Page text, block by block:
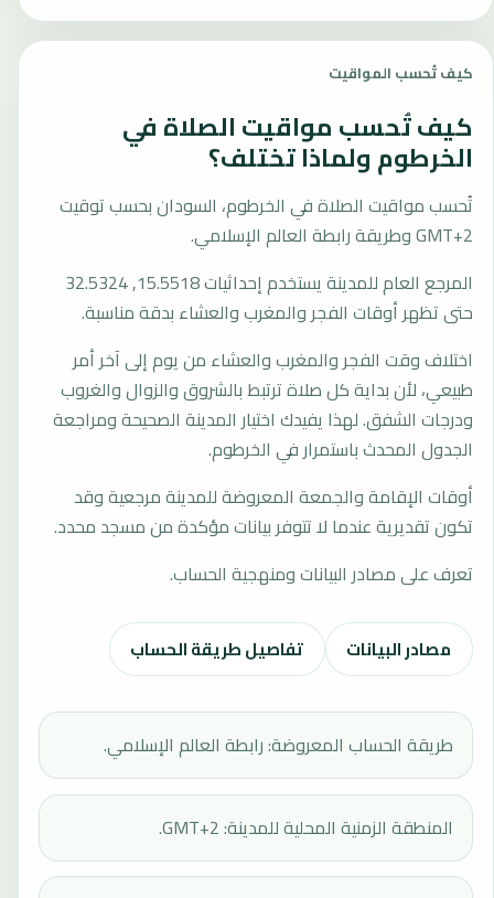
كيف تُحسب المواقيت
كيف تُحسب مواقيت الصلاة في
الخرطوم ولماذا تختلف؟
تُحسب مواقيت الصلاة في الخرطوم، السودان بحسب توقيت
GMT+2 وطريقة رابطة العالم الإسلامي.
المرجع العام للمدينة يستخدم إحداثيات 15.5518, 32.5324
حتى تظهر أوقات الفجر والمغرب والعشاء بدقة مناسبة.
اختلاف وقت الفجر والمغرب والعشاء من يوم إلى آخر أمر
طبيعي، لأن بداية كل صلاة ترتبط بالشروق والزوال والغروب
ودرجات الشفق. لهذا يفيدك اختيار المدينة الصحيحة ومراجعة
الجدول المحدث باستمرار في الخرطوم.
أوقات الإقامة والجمعة المعروضة للمدينة مرجعية وقد
تكون تقديرية عندما لا تتوفر بيانات مؤكدة من مسجد محدد.
تعرف على مصادر البيانات ومنهجية الحساب.
مصادر البيانات تفاصيل طريقة الحساب
طريقة الحساب المعروضة: رابطة العالم الإسلامي.
المنطقة الزمنية المحلية للمدينة: GMT+2.